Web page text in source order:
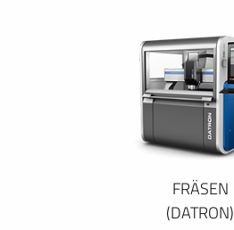
FRÄSEN
(DATRON)